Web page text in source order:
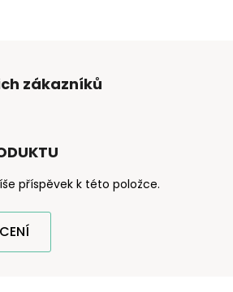
zákazníků
příspěvek k této položce.